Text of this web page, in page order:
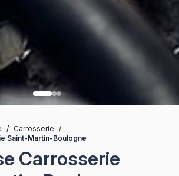
/ Carrosserie /
Saint-Martin-Boulogne
Carrosserie